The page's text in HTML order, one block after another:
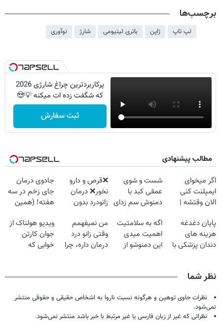
برچسب‌ها
لپ تاپ ژاپن باتری لیتیومی شارژ نوآوری
پرکاربردترین چراغ شارژی 2026
که شگفت زده ات میکنه 💡😍
ثبت سفارش
مطالب پیشنهادی
اگر میخوای
ایمپلنت کنی
الان وقتشه |
میلیون تومان!!!
شست و شوی
عمقی کبد با
دمنوش سم زدای
❌قرص‌ و دارو
نخور❌ درمان
زانودرد بدون
جادوی درمان
جای زخم در سه
هفته! (همین
صحبت کنید)
پایان دغدغه
هزینه های
دندان پزشکی با
اگه به سلامتیت
اهمیت میدی
این دمنوشو از
من نمیفهمم
وقتی زانو درد
درمان داره، چرا
ویدیو هولناک از
جوان کارتن
خوابی که
نظر شما
نظرات حاوی توهین و هرگونه نسبت ناروا به اشخاص حقیقی و حقوقی منتشر
نمی‌شود.
نظراتی که غیر از زبان فارسی یا غیر مرتبط با خبر باشد منتشر نمی‌شود.